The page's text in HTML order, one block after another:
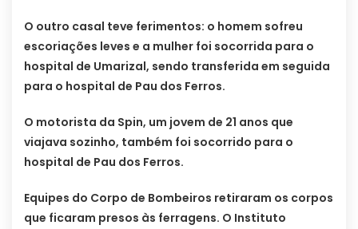
O outro casal teve ferimentos: o homem sofreu
escoriações leves e a mulher foi socorrida para o
hospital de Umarizal, sendo transferida em seguida
para o hospital de Pau dos Ferros.
O motorista da Spin, um jovem de 21 anos que
viajava sozinho, também foi socorrido para o
hospital de Pau dos Ferros.
Equipes do Corpo de Bombeiros retiraram os corpos
que ficaram presos às ferragens. O Instituto